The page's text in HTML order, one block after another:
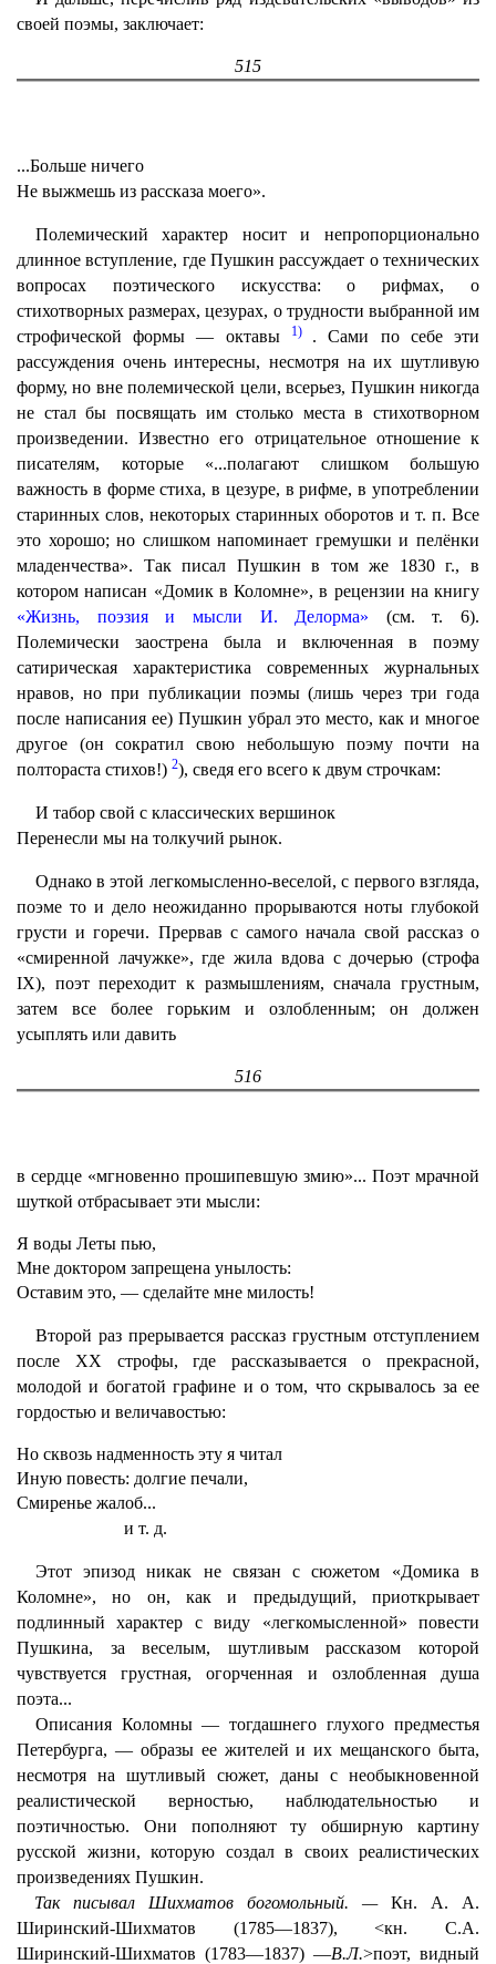
своей поэмы, заключает:
515
...Больше ничего
Не выжмешь из рассказа моего».
Полемический характер носит и непропорционально
длинное вступление, где Пушкин рассуждает о технических
вопросах поэтического искусства: о рифмах, о
стихотворных размерах, цезурах, о трудности выбранной им
строфической формы — октавы
1) . Сами по себе эти
рассуждения очень интересны, несмотря на их шутливую
форму, но вне полемической цели, всерьез, Пушкин никогда
не стал бы посвящать им столько места в стихотворном
произведении. Известно его отрицательное отношение к
писателям, которые «...полагают слишком большую
важность в форме стиха, в цезуре, в рифме, в употреблении
старинных слов, некоторых старинных оборотов и т. п. Все
это хорошо; но слишком напоминает гремушки и пелёнки
младенчества». Так писал Пушкин в том же 1830 г., в
котором написан «Домик в Коломне», в рецензии на книгу
«Жизнь, поэзия и мысли И. Делорма» (см. т. 6).
Полемически заострена была и включенная в поэму
сатирическая характеристика современных журнальных
нравов, но при публикации поэмы (лишь через три года
после написания ее) Пушкин убрал это место, как и многое
другое (он сократил свою небольшую поэму почти на
полтораста стихов!) 2), сведя его всего к двум строчкам:
И табор свой с классических вершинок
Перенесли мы на толкучий рынок.
Однако в этой легкомысленно-веселой, с первого взгляда,
поэме то и дело неожиданно прорываются ноты глубокой
грусти и горечи. Прервав с самого начала свой рассказ о
«смиренной лачужке», где жила вдова с дочерью (строфа
IX), поэт переходит к размышлениям, сначала грустным,
затем все более горьким и озлобленным; он должен
усыплять или давить
516
в сердце «мгновенно прошипевшую змию»... Поэт мрачной
шуткой отбрасывает эти мысли:
Я воды Леты пью,
Мне доктором запрещена унылость:
Оставим это, — сделайте мне милость!
Второй раз прерывается рассказ грустным отступлением
после XX строфы, где рассказывается о прекрасной,
молодой и богатой графине и о том, что скрывалось за ее
гордостью и величавостью:
Но сквозь надменность эту я читал
Иную повесть: долгие печали,
Смиренье жалоб...
и т. д.
Этот эпизод никак не связан с сюжетом «Домика в
Коломне», но он, как и предыдущий, приоткрывает
подлинный характер с виду «легкомысленной» повести
Пушкина, за веселым, шутливым рассказом которой
чувствуется грустная, огорченная и озлобленная душа
поэта...
Описания Коломны — тогдашнего глухого предместья
Петербурга, — образы ее жителей и их мещанского быта,
несмотря на шутливый сюжет, даны с необыкновенной
реалистической верностью, наблюдательностью и
поэтичностью. Они пополняют ту обширную картину
русской жизни, которую создал в своих реалистических
произведениях Пушкин.
Так писывал Шихматов богомольный. —Кн. А. А.
Ширинский-Шихматов (1785—1837), <кн. С.А.
Ширинский-Шихматов (1783—1837) —В.Л.>поэт, видный